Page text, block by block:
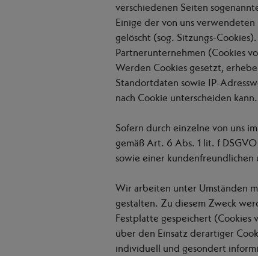
verschiedenen Seiten
Einige der von uns
gelöscht (sog. Sitzungs-
Partnerunternehmen (Cookies
Werden Cookies gesetzt,
Standortdaten sowie IP-
nach Cookie unterscheiden kann.
Sofern durch einzelne von uns
gemäß Art. 6 Abs. 1 lit. f
sowie einer kundenfreundlichen
Wir arbeiten unter Umständen
gestalten. Zu diesem Zweck
Festplatte gespeichert
über den Einsatz derartiger
individuell und gesondert